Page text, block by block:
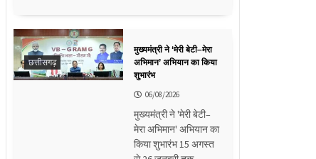
छत्तीसगढ़
मुख्यमंत्री ने ‘मेरी बेटी–मेरा
अभिमान’ अभियान का किया
शुभारंभ
06/08/2026
मुख्यमंत्री ने 'मेरी बेटी–
मेरा अभिमान' अभियान का
किया शुभारंभ 15 अगस्त